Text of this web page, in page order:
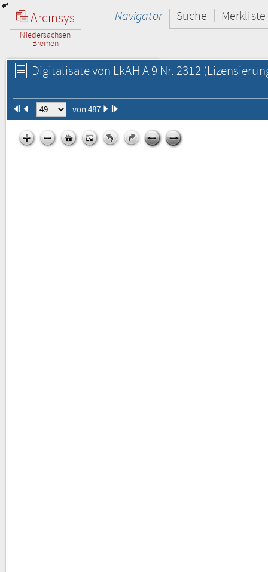
Arcinsys
Niedersachsen
Bremen
Navigator Suche Merkliste
Digitalisate von LkAH A 9 Nr. 2312
von 487